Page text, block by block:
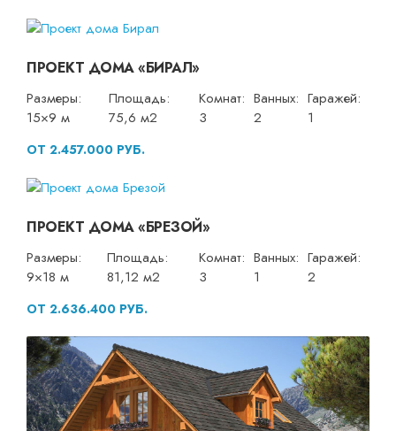
ПРОЕКТ ДОМА «БИРАЛ»
Размеры:
15×9 м
Площадь:
75,6 м2
Комнат:
3
Ванных:
2
Гаражей:
1
ОТ 2.457.000 РУБ.
ПРОЕКТ ДОМА «БРЕЗОЙ»
Размеры:
9×18 м
Площадь:
81,12 м2
Комнат:
3
Ванных:
1
Гаражей:
2
ОТ 2.636.400 РУБ.